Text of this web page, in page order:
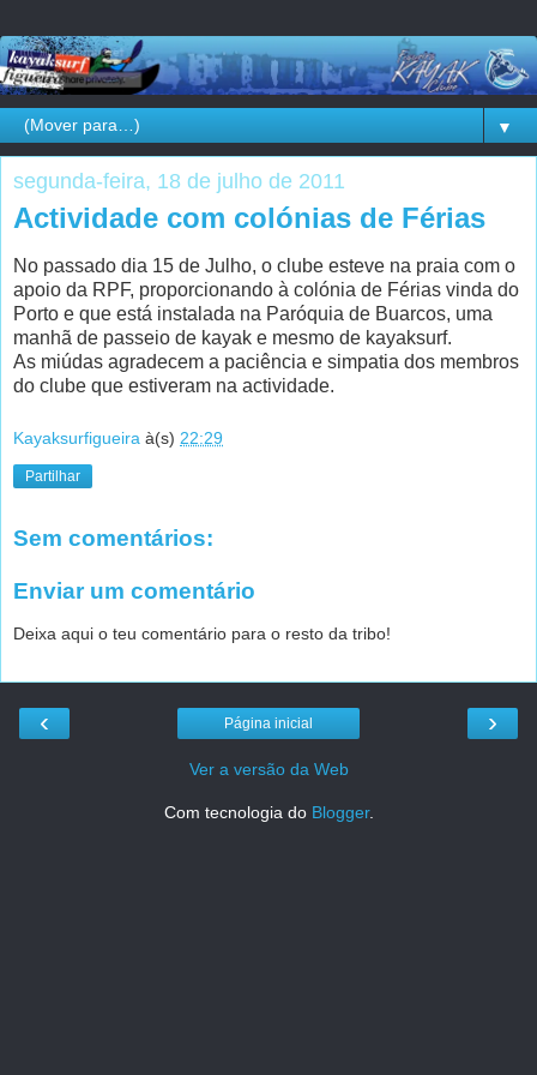
▼
segunda-feira, 18 de julho de 2011
Actividade com colónias de Férias
No passado dia 15 de Julho, o clube esteve na praia com o
apoio da RPF, proporcionando à colónia de Férias vinda do
Porto e que está instalada na Paróquia de Buarcos, uma
manhã de passeio de kayak e mesmo de kayaksurf.
As miúdas agradecem a paciência e simpatia dos membros
do clube que estiveram na actividade.
Kayaksurfigueira à(s) 22:29
Partilhar
Sem comentários:
Enviar um comentário
Deixa aqui o teu comentário para o resto da tribo!
‹ ›
Página inicial
Ver a versão da Web
Com tecnologia do Blogger.